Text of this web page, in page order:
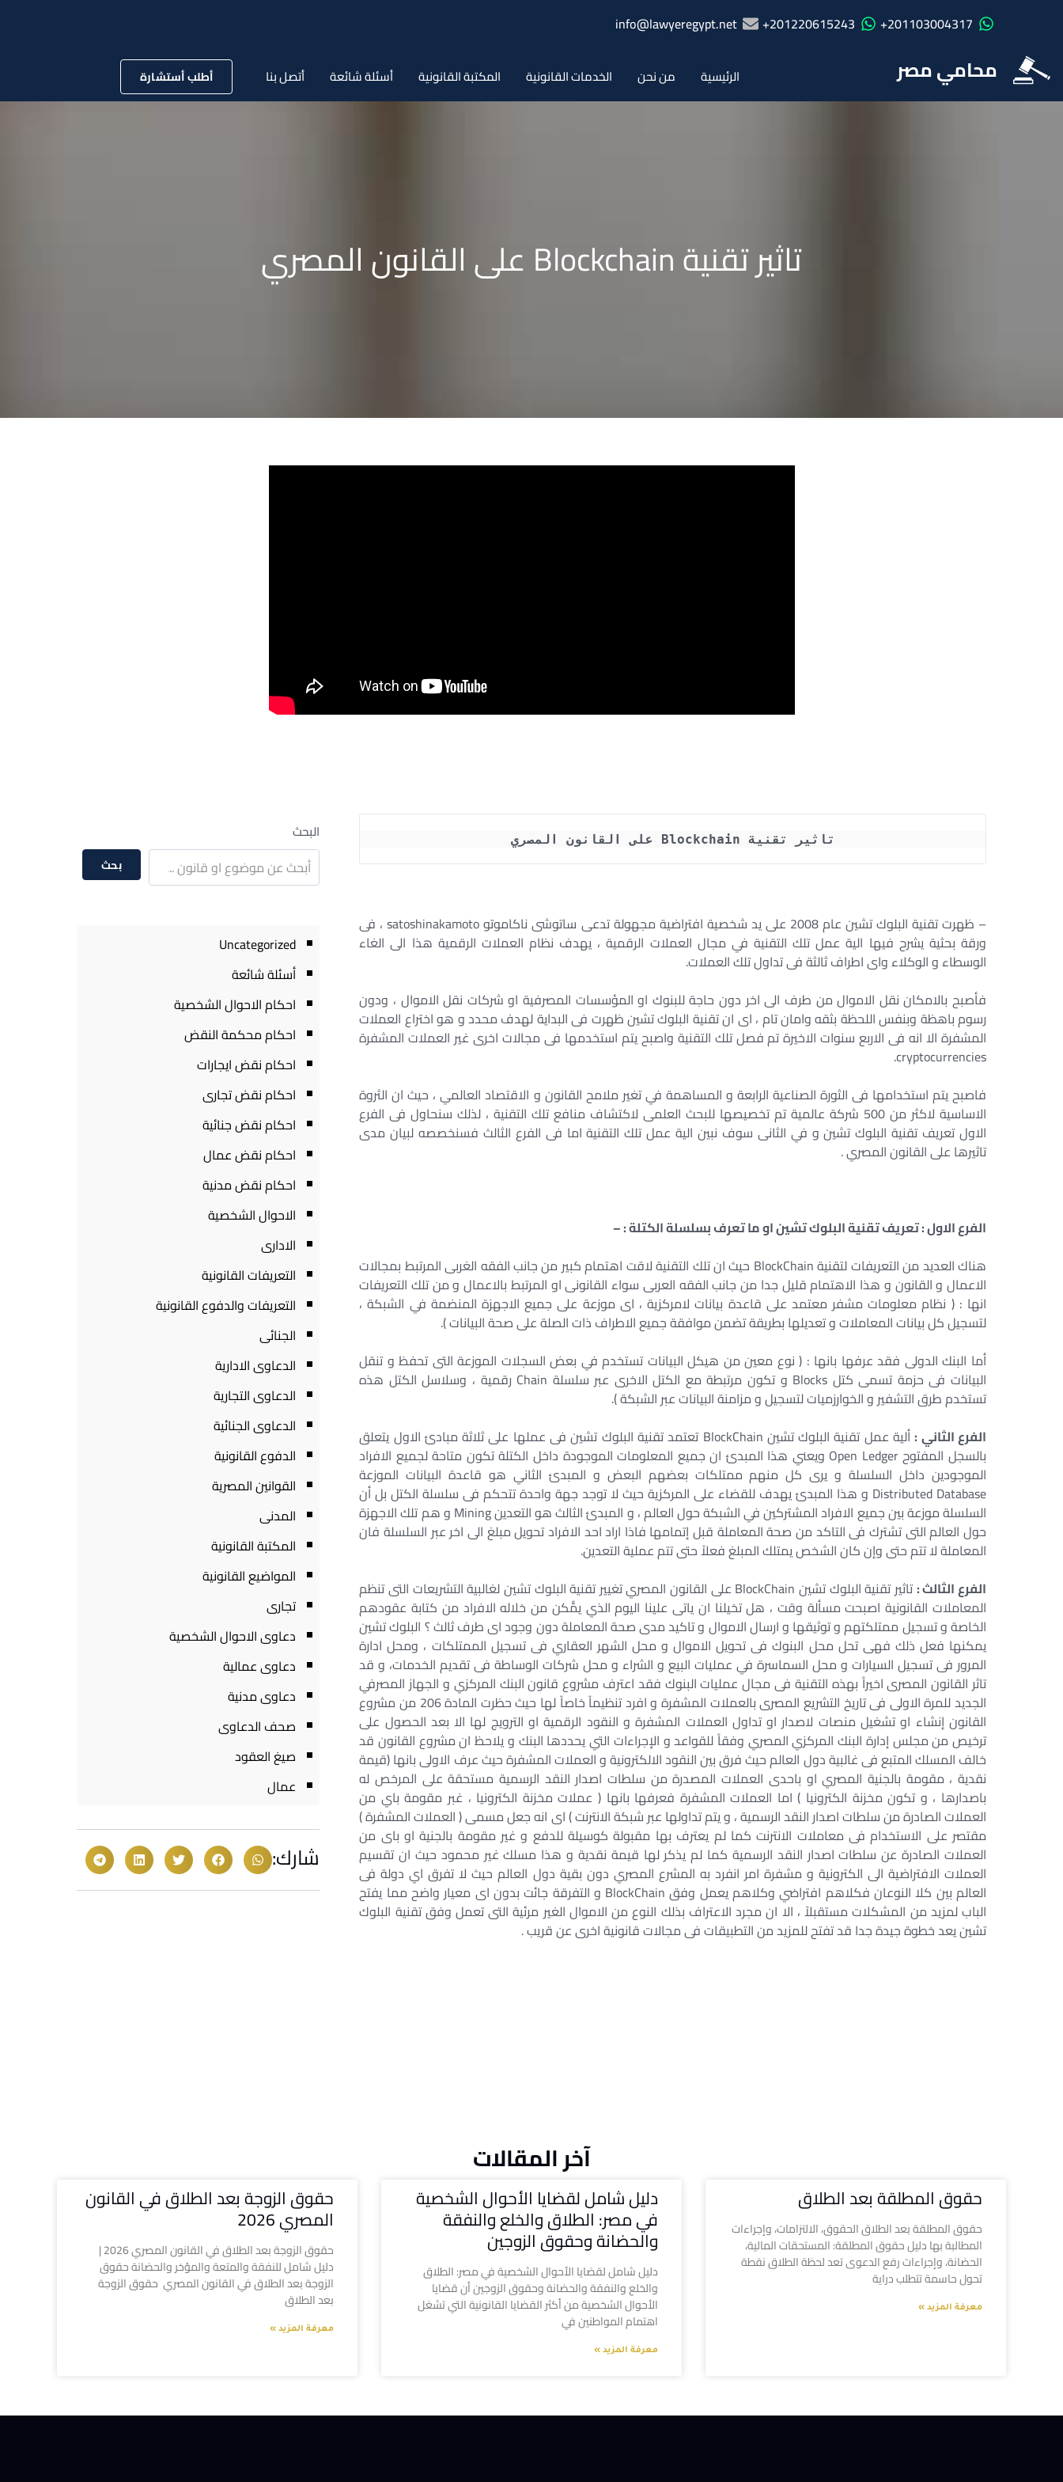
201103004317+
201220615243+
info@lawyeregypt.net
محامي مصر الرئيسية من نحن الخدمات القانونية المكتبة القانونية أسئلة شائعة أتصل بنا أطلب أستشارة
تاثير تقنية Blockchain على القانون المصري
تاثير تقنية Blockchain على القانون المصري
– ظهرت تقنية البلوك تشين عام 2008 على يد شخصية افتراضية مجهولة تدعى ساتوشى ناكاموتو satoshinakamoto ، فى
ورقة بحثية يشرح فيها الية عمل تلك التقنية في مجال العملات الرقمية ، يهدف نظام العملات الرقمية هذا الى الغاء
الوسطاء و الوكلاء واى اطراف ثالثة فى تداول تلك العملات.
فأصبح بالامكان نقل الاموال من طرف الى اخر دون حاجة للبنوك او المؤسسات المصرفية او شركات نقل الاموال ، ودون
رسوم باهظة وبنفس اللحظة بثقه وامان تام ، اى ان تقنية البلوك تشين ظهرت فى البداية لهدف محدد و هو اختراع العملات
المشفرة الا انه فى الاربع سنوات الاخيرة تم فصل تلك التقنية واصبح يتم استخدمها فى مجالات اخرى غير العملات المشفرة
cryptocurrencies.
فاصبح يتم استخدامها فى الثورة الصناعية الرابعة و المساهمة في تغير ملامح القانون و الاقتصاد العالمي ، حيث ان الثروة
الاساسية لاكثر من 500 شركة عالمية تم تخصيصها للبحث العلمى لاكتشاف منافع تلك التقنية ، لذلك سنحاول فى الفرع
الاول تعريف تقنية البلوك تشين و في الثانى سوف نبين الية عمل تلك التقنية اما فى الفرع الثالث فسنخصصه لبيان مدى
تاثيرها على القانون المصري .
الفرع الاول : تعريف تقنية البلوك تشين او ما تعرف بسلسلة الكتلة : –
هناك العديد من التعريفات لتقنية BlockChain حيث ان تلك التقنية لاقت اهتمام كبير من جانب الفقه الغربى المرتبط بمجالات
الاعمال و القانون و هذا الاهتمام قليل جدا من جانب الفقه العربى سواء القانونى او المرتبط بالاعمال و من تلك التعريفات
انها : ( نظام معلومات مشفر معتمد على قاعدة بيانات لامركزية ، اى موزعة على جميع الاجهزة المنضمة في الشبكة ،
لتسجيل كل بيانات المعاملات و تعديلها بطريقة تضمن موافقة جميع الاطراف ذات الصلة على صحة البيانات ).
أما البنك الدولى فقد عرفها بانها : ( نوع معين من هيكل البيانات تستخدم في بعض السجلات الموزعة التى تحفظ و تنقل
البيانات فى حزمة تسمى كتل Blocks و تكون مرتبطة مع الكتل الاخرى عبر سلسلة Chain رقمية ، وسلاسل الكتل هذه
تستخدم طرق التشفير و الخوارزميات لتسجيل و مزامنة البيانات عبر الشبكة ).
الفرع الثاني :
ألية عمل تقنية البلوك تشين BlockChain تعتمد تقنية البلوك تشين فى عملها على ثلاثة مبادئ الاول يتعلق
بالسجل المفتوح Open Ledger ويعني هذا المبدئ ان جميع المعلومات الموجودة داخل الكتلة تكون متاحة لجميع الافراد
الموجودين داخل السلسلة و يرى كل منهم ممتلكات بعضهم البعض و المبدئ الثاني هو قاعدة البيانات الموزعة
Distributed Database و هذا المبدئ يهدف للقضاء على المركزية حيث لا توجد جهة واحدة تتحكم فى سلسلة الكتل بل أن
السلسلة موزعة بين جميع الافراد المشتركين في الشبكة حول العالم ، و المبدئ الثالث هو التعدين Mining و هم تلك الاجهزة
حول العالم التى تشترك فى التاكد من صحة المعاملة قبل إتمامها فاذا اراد احد الافراد تحويل مبلغ الى اخر عبر السلسلة فان
المعاملة لا تتم حتى وإن كان الشخص يمتلك المبلغ فعلاً حتى تتم عملية التعدين.
الفرع الثالث :
تاثير تقنية البلوك تشين BlockChain على القانون المصري تغيير تقنية البلوك تشين لغالبية التشريعات التى تنظم
المعاملات القانونية اصبحت مسألة وقت ، هل تخيلنا ان ياتى علينا اليوم الذي يمًّكن من خلاله الافراد من كتابة عقودهم
الخاصة و تسجيل ممتلكتهم و توثيقها و ارسال الاموال و تاكيد مدى صحة المعاملة دون وجود اى طرف ثالث ؟ البلوك تشين
يمكنها فعل ذلك فهى تحل محل البنوك فى تحويل الاموال و محل الشهر العقاري فى تسجيل الممتلكات ، ومحل ادارة
المرور فى تسجيل السيارات و محل السماسرة في عمليات البيع و الشراء و محل شركات الوساطة فى تقديم الخدمات، و قد
تاثر القانون المصرى اخيراً بهذه التقنية فى مجال عمليات البنوك فقد اعترف مشروع قانون البنك المركزي و الجهاز المصرفي
الجديد للمرة الاولى فى تاريخ التشريع المصرى بالعملات المشفرة و افرد تنظيماً خاصاً لها حيث حظرت المادة 206 من مشروع
القانون إنشاء او تشغيل منصات لاصدار او تداول العملات المشفرة و النقود الرقمية او الترويج لها الا بعد الحصول على
ترخيص من مجلس إدارة البنك المركزي المصري وفقاً للقواعد و الإجراءات التي يحددها البنك و يلاحظ ان مشروع القانون قد
خالف المسلك المتبع فى غالبية دول العالم حيث فرق بين النقود الالكترونية و العملات المشفرة حيث عرف الاولى بانها (قيمة
نقدية ، مقومة بالجنية المصري او باحدى العملات المصدرة من سلطات اصدار النقد الرسمية مستحقة على المرخص له
باصدارها ، و تكون مخزنة الكترونيا ) اما العملات المشفرة فعرفها بانها ( عملات مخزنة الكترونيا ، غبر مقومة باي من
العملات الصادرة من سلطات اصدار النقد الرسمية ، و يتم تداولها عبر شبكة الانترنت ) اى انه جعل مسمى ( العملات المشفرة )
مقتصر على الاستخدام فى معاملات الانترنت كما لم يعترف بها مقبولة كوسيلة للدفع و غير مقومة بالجنية او باى من
العملات الصادرة عن سلطات اصدار النقد الرسمية كما لم يذكر لها قيمة نقدية و هذا مسلك غير محمود حيث ان تقسيم
العملات الافتراضية الى الكترونية و مشفرة امر انفرد به المشرع المصري دون بقية دول العالم حيث لا تفرق اي دولة فى
العالم بين كلا النوعان فكلاهم افتراضي وكلاهم يعمل وفق BlockChain و التفرقة جائت بدون اى معيار واضح مما يفتح
الباب لمزيد من المشكلات مستقبلاً ، الا ان مجرد الاعتراف بذلك النوع من الاموال الغير مرئية التى تعمل وفق تقنية البلوك
تشين يعد خطوة جيدة جدا قد تفتح للمزيد من التطبيقات فى مجالات قانونية اخرى عن قريب .
البحث
بحث
Uncategorized
أسئلة شائعة
احكام الاحوال الشخصية
احكام محكمة النقض
احكام نقض ايجارات
احكام نقض تجارى
احكام نقض جنائية
احكام نقض عمال
احكام نقض مدنية
الاحوال الشخصية
الادارى
التعريفات القانونية
التعريفات والدفوع القانونية
الجنائى
الدعاوى الادارية
الدعاوى التجارية
الدعاوى الجنائية
الدفوع القانونية
القوانين المصرية
المدنى
المكتبة القانونية
المواضيع القانونية
تجارى
دعاوى الاحوال الشخصية
دعاوى عمالية
دعاوى مدنية
صحف الدعاوى
صيغ العقود
عمال
شارك:
آخر المقالات
حقوق المطلقة بعد الطلاق
حقوق المطلقة بعد الطلاق الحقوق، الالتزامات، وإجراءات
المطالبة بها دليل حقوق المطلقة: المستحقات المالية،
الحضانة، وإجراءات رفع الدعوى تعد لحظة الطلاق نقطة
تحول حاسمة تتطلب دراية
معرفة المزيد »
دليل شامل لقضايا الأحوال الشخصية
في مصر: الطلاق والخلع والنفقة
والحضانة وحقوق الزوجين
دليل شامل لقضايا الأحوال الشخصية في مصر: الطلاق
والخلع والنفقة والحضانة وحقوق الزوجين أن قضايا
الأحوال الشخصية من أكثر القضايا القانونية التي تشغل
اهتمام المواطنين في
معرفة المزيد »
حقوق الزوجة بعد الطلاق في القانون
المصري 2026
حقوق الزوجة بعد الطلاق في القانون المصري 2026 |
دليل شامل للنفقة والمتعة والمؤخر والحضانة حقوق
الزوجة بعد الطلاق في القانون المصري حقوق الزوجة
بعد الطلاق
معرفة المزيد »